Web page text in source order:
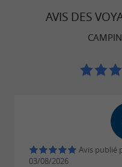
forcément votre
spacieux (88) pour
Mobil-homes tout
personnes), ou
comme les roulottes
lodges ou tentes sur
personnes) et nos
personnes… chacun
son rythme.
AVIS DES
Avis publié
03/08/2026